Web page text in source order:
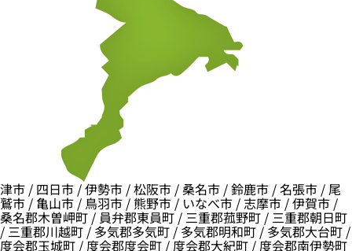
津市 / 四日市 / 伊勢市 / 松阪市 / 桑名市 / 鈴鹿市 / 名張市 / 尾
鷲市 / 亀山市 / 鳥羽市 / 熊野市 / いなべ市 / 志摩市 / 伊賀市 /
桑名郡木曽岬町 / 員弁郡東員町 / 三重郡菰野町 / 三重郡朝日町
/ 三重郡川越町 / 多気郡多気町 / 多気郡明和町 / 多気郡大台町 /
度会郡玉城町 / 度会郡度会町 / 度会郡大紀町 / 度会郡南伊勢町